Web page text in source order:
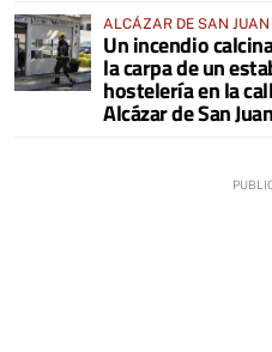
ALCÁZAR DE SAN JUAN
Un incendio
la carpa de un
hostelería en la
Alcázar de San Juan